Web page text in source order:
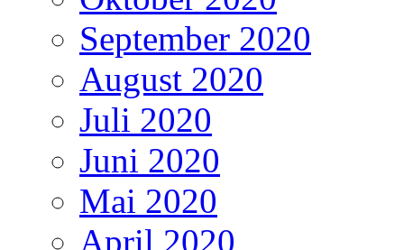
September 2020
August 2020
Juli 2020
Juni 2020
Mai 2020
April 2020